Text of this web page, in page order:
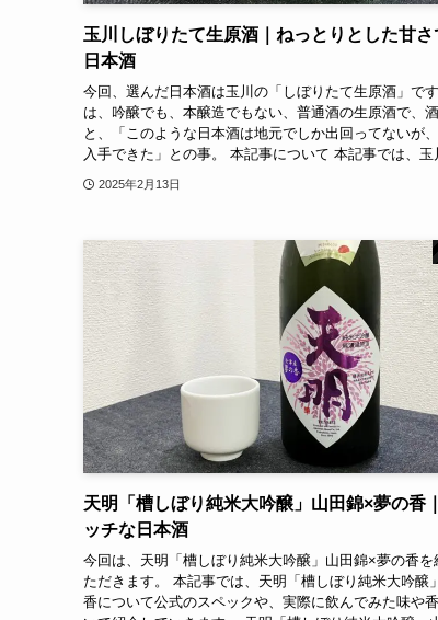
玉川しぼりたて生原酒｜ねっとりとした甘
日本酒
今回、選んだ日本酒は玉川の「しぼりたて生原酒」で
は、吟醸でも、本醸造でもない、普通酒の生原酒で、
と、「このような日本酒は地元でしか出回ってないが
入手できた」との事。 本記事について 本記事では、玉
2025年2月13日
天明「槽しぼり純米大吟醸」山田錦×夢の香
ッチな日本酒
今回は、天明「槽しぼり純米大吟醸」山田錦×夢の香を
ただきます。 本記事では、天明「槽しぼり純米大吟醸
香について公式のスペックや、実際に飲んでみた味や